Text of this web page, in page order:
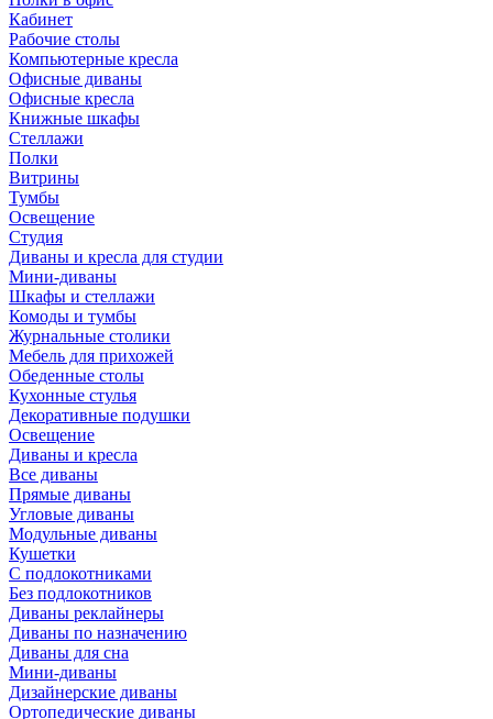
Кабинет
Рабочие столы
Компьютерные кресла
Офисные диваны
Офисные кресла
Книжные шкафы
Стеллажи
Полки
Витрины
Тумбы
Освещение
Студия
Диваны и кресла для студии
Мини-диваны
Шкафы и стеллажи
Комоды и тумбы
Журнальные столики
Мебель для прихожей
Обеденные столы
Кухонные стулья
Декоративные подушки
Освещение
Диваны и кресла
Все диваны
Прямые диваны
Угловые диваны
Модульные диваны
Кушетки
С подлокотниками
Без подлокотников
Диваны реклайнеры
Диваны по назначению
Диваны для сна
Мини-диваны
Дизайнерские диваны
Ортопедические диваны